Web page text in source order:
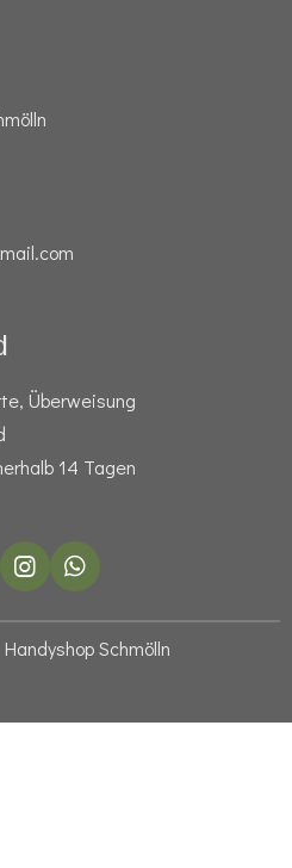
Überweisung
14 Tagen
I
n
s
t
W
h
a
t Schmölln